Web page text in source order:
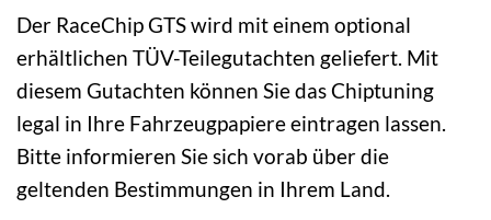
Der RaceChip GTS wird mit einem optional
erhältlichen TÜV-Teilegutachten geliefert. Mit
diesem Gutachten können Sie das Chiptuning
legal in Ihre Fahrzeugpapiere eintragen lassen.
Bitte informieren Sie sich vorab über die
geltenden Bestimmungen in Ihrem Land.